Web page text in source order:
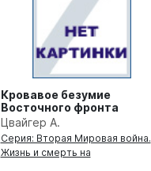
Кровавое безумие
Восточного фронта
Цвайгер А.
Серия: Вторая Мировая война.
Жизнь и смерть на